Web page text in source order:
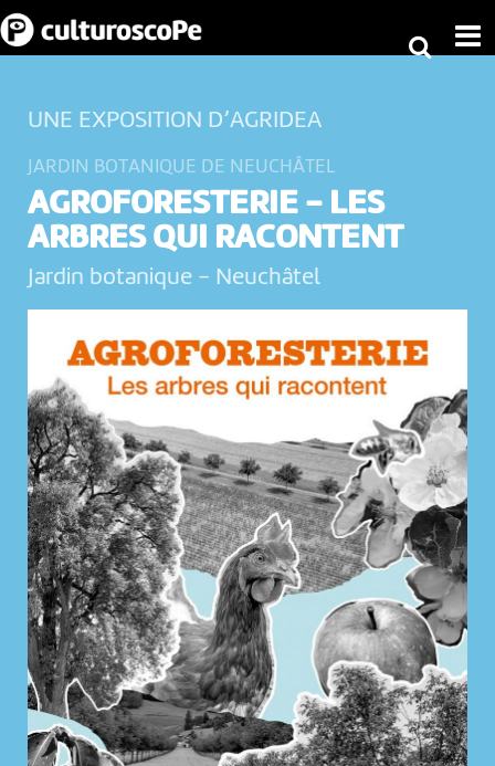
UNE EXPOSITION D’AGRIDEA
JARDIN BOTANIQUE DE NEUCHÂTEL
AGROFORESTERIE - LES
ARBRES QUI RACONTENT
Jardin botanique - Neuchâtel